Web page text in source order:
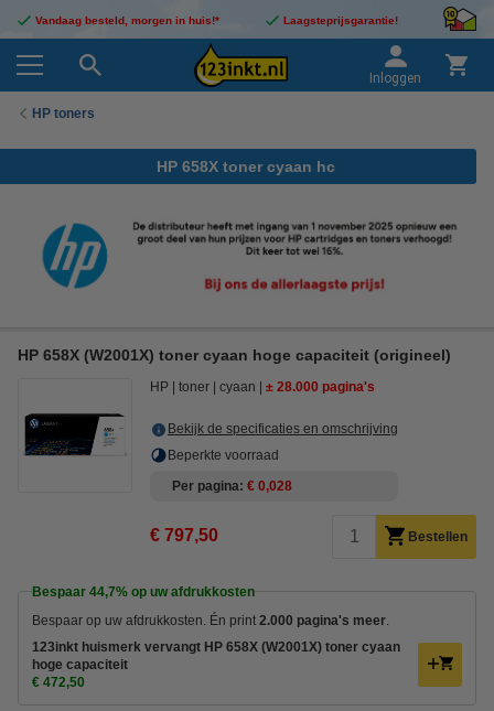
Vandaag besteld, morgen in huis!* Laagsteprijsgarantie!
Inloggen
HP toners
HP 658X toner cyaan hc
HP 658X (W2001X) toner cyaan hoge capaciteit (origineel)
HP toner cyaan ± 28.000 pagina's
Bekijk de specificaties en omschrijving
Beperkte voorraad
Per pagina € 0,028
€ 797,50 Bestellen
Bespaar 44,7% op uw afdrukkosten
Bespaar op uw afdrukkosten. Én print 2.000 pagina's meer
123inkt huismerk vervangt HP 658X (W2001X) toner cyaan
hoge capaciteit
€ 472,50